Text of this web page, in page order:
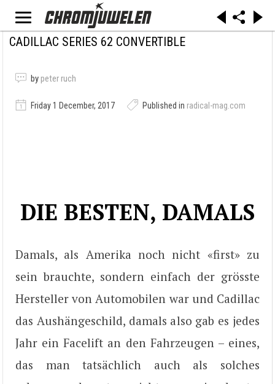
CADILLAC SERIES 62 CONVERTIBLE
by peter ruch
Friday 1 December, 2017 Published in radical-mag.com
DIE BESTEN, DAMALS
Damals, als Amerika noch nicht «first» zu
sein brauchte, sondern einfach der grösste
Hersteller von Automobilen war und Cadillac
das Aushängeschild, damals also gab es jedes
Jahr ein Facelift an den Fahrzeugen – eines,
das man tatsächlich auch als solches